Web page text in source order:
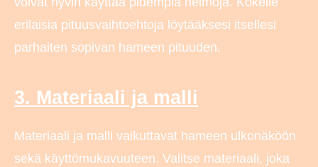
erilaisia pituusvaihtoehtoja löytääksesi itsellesi
parhaiten sopivan hameen pituuden.
3. Materiaali ja malli
Materiaali ja malli vaikuttavat hameen ulkonäköön
sekä käyttömukavuuteen. Valitse materiaali, joka